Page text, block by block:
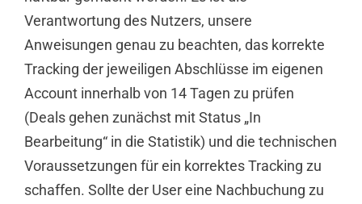
Verantwortung des Nutzers, unsere
Anweisungen genau zu beachten, das korrekte
Tracking der jeweiligen Abschlüsse im eigenen
Account innerhalb von 14 Tagen zu prüfen
(Deals gehen zunächst mit Status „In
Bearbeitung“ in die Statistik) und die technischen
Voraussetzungen für ein korrektes Tracking zu
schaffen. Sollte der User eine Nachbuchung zu